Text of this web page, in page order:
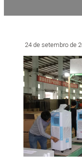
24 de setembro de